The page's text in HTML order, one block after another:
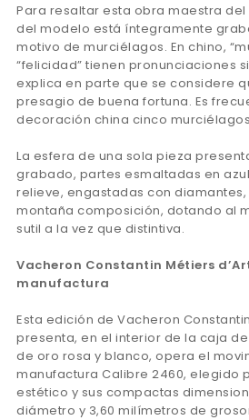
Para resaltar esta obra maestra
del modelo está íntegramente
motivo de murciélagos. En chino,
“felicidad” tienen pronunciaciones
explica en parte que se considere
presagio de buena fortuna. Es
decoración china cinco
La esfera de una sola pieza
grabado, partes esmaltadas en
relieve, engastadas con
montaña composición, dotando al
sutil a la vez que distintiva.
Vacheron Constantin Métiers
manufactura
Esta edición de Vacheron
presenta, en el interior de la caja
de oro rosa y blanco, opera el
manufactura Calibre 2460, elegido
estético y sus compactas
diámetro y 3,60 milímetros de